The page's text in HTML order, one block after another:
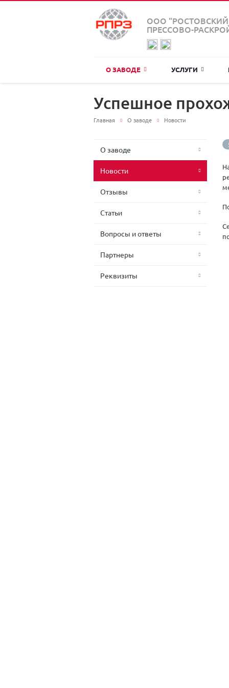
ООО "РОСТОВСКИЙ
ПРЕССОВО-
О ЗАВОДЕ УСЛУГИ
Успешное
Главная О заводе Новости
О заводе
Новости
Отзывы
Статьи
Вопросы и ответы
Партнеры
Реквизиты